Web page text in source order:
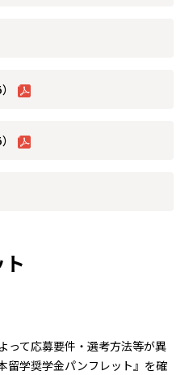
って応募要件・選考方法等が異
留学奨学金パンフレット』を確